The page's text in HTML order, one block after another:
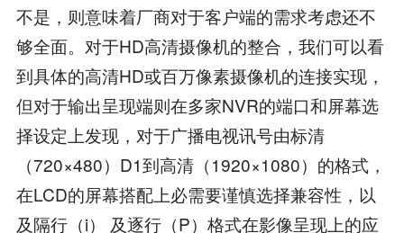
不是，则意味着厂商对于客户端的需求考虑还不
够全面。对于HD高清摄像机的整合，我们可以看
到具体的高清HD或百万像素摄像机的连接实现，
但对于输出呈现端则在多家NVR的端口和屏幕选
择设定上发现，对于广播电视讯号由标清
（720×480）D1到高清（1920×1080）的格式，
在LCD的屏幕搭配上必需要谨慎选择兼容性，以
及隔行（i） 及逐行（P）格式在影像呈现上的应